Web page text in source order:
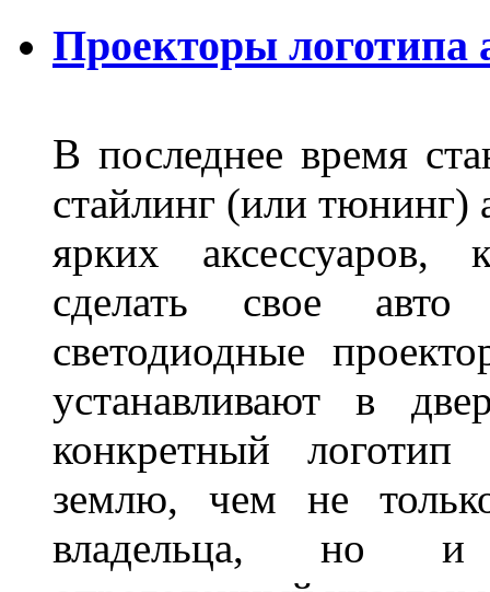
Проекторы логотипа
В последнее время
стайлинг (или тюнинг)
ярких аксессуаров,
сделать свое
светодиодные
устанавливают в
конкретный логотип
землю, чем не
владельца, но и